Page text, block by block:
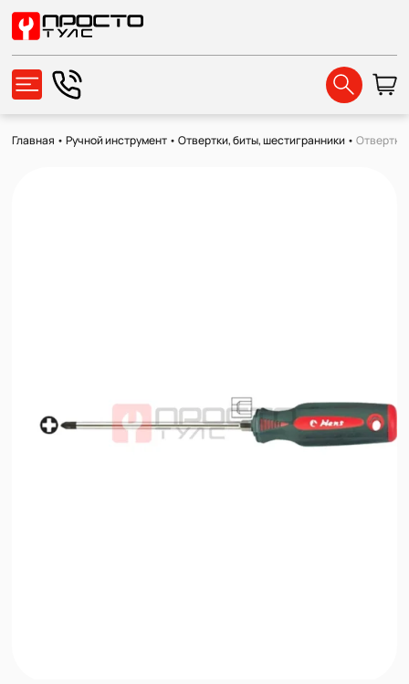
Главная •Ручной инструмент •Отвертки, биты, шестигранники •Отвертка